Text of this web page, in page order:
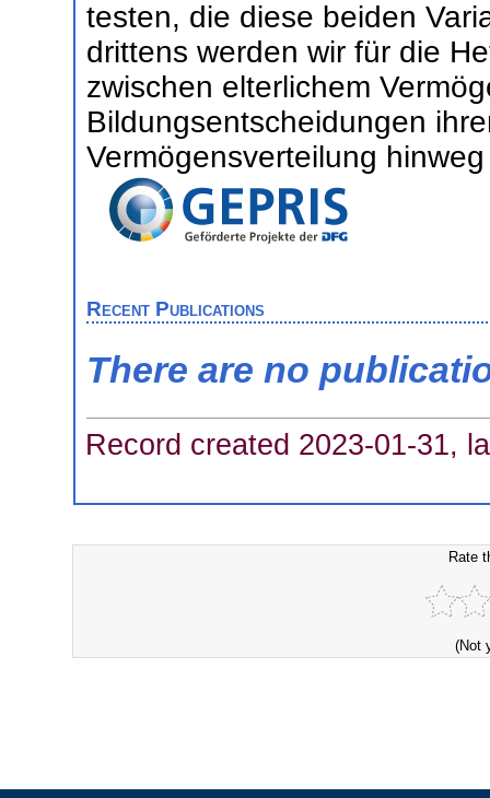
testen, die diese beiden
drittens werden wir für die
zwischen elterlichem
Bildungsentscheidungen
Vermögensverteilung
Recent Publications
There are no
Record created 2023-01-31,
Rate
(Not